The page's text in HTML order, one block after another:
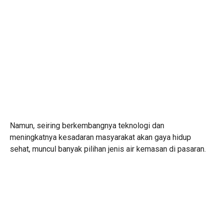
Namun, seiring berkembangnya teknologi dan
meningkatnya kesadaran masyarakat akan gaya hidup
sehat, muncul banyak pilihan jenis air kemasan di pasaran.